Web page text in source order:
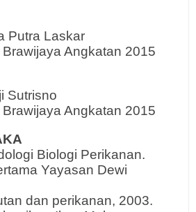
Putra Laskar
Angkatan 2015
Sutrisno
Angkatan 2015
Biologi Perikanan.
Yayasan Dewi
dan perikanan, 2003.